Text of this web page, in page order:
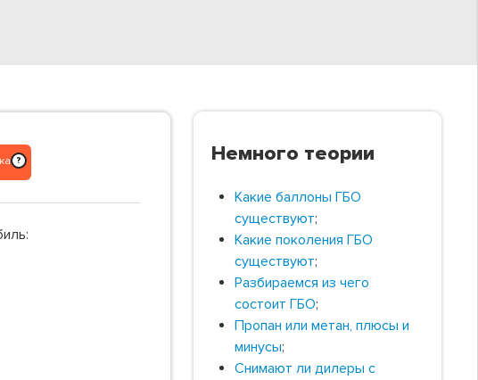
? Немного теории
Какие баллоны ГБО
существуют;
Какие поколения ГБО
существуют;
Разбираемся из чего
состоит ГБО;
Пропан или метан, плюсы и
минусы;
Снимают ли дилеры с